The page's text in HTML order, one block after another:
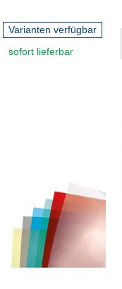
Varianten verfügbar
sofort lieferbar